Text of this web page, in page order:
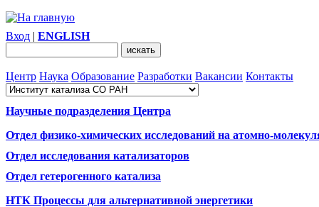
Вход | ENGLISH
Центр Наука Образование Разработки Вакансии Контакты
Научные подразделения Центра
Отдел физико-химических исследований на атомно-
Отдел исследования катализаторов
Отдел гетерогенного катализа
НТК Процессы для альтернативной энергетики